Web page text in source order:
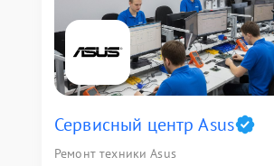
Сервисный центр Asus
Ремонт техники Asus